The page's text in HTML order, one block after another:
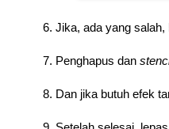
6. Jika, ada yang
7. Penghapus dan
8. Dan jika butuh efek